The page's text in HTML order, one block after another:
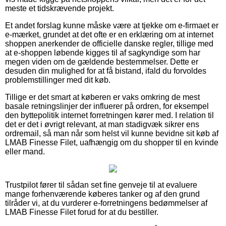
meste et tidskrævende projekt.
Et andet forslag kunne måske være at tjekke om e-firmaet er
e-mærket, grundet at det ofte er en erklæring om at internet
shoppen anerkender de officielle danske regler, tillige med
at e-shoppen løbende kigges til af sagkyndige som har
megen viden om de gældende bestemmelser. Dette er
desuden din mulighed for at få bistand, ifald du forvoldes
problemstillinger med dit køb.
Tillige er det smart at køberen er vaks omkring de mest
basale retningslinjer der influerer på ordren, for eksempel
den byttepolitik internet forretningen kører med. I relation til
det er det i øvrigt relevant, at man stadigvæk sikrer ens
ordremail, så man når som helst vil kunne bevidne sit køb af
LMAB Finesse Filet, uafhængig om du shopper til en kvinde
eller mand.
Trustpilot fører til sådan set fine genveje til at evaluere
mange forhenværende køberes tanker og af den grund
tilråder vi, at du vurderer e-forretningens bedømmelser af
LMAB Finesse Filet forud for at du bestiller.